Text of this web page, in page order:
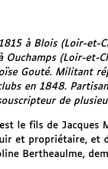
à Blois (Loir-et-
Ouchamps (Loir-et-
Gouté. Militant
en 1848.
de
le fils de Jacques
et propriétaire, et
Bertheaulme,